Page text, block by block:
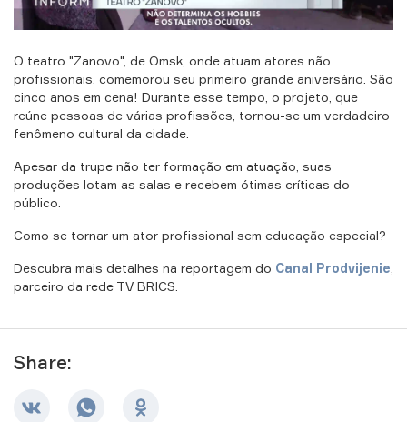
O teatro "Zanovo", de Omsk, onde atuam atores não
profissionais, comemorou seu primeiro grande aniversário. São
cinco anos em cena! Durante esse tempo, o projeto, que
reúne pessoas de várias profissões, tornou-se um verdadeiro
fenômeno cultural da cidade.
Apesar da trupe não ter formação em atuação, suas
produções lotam as salas e recebem ótimas críticas do
público.
Como se tornar um ator profissional sem educação especial?
Descubra mais detalhes na reportagem do Canal Prodvijenie
parceiro da rede TV BRICS.
Share: